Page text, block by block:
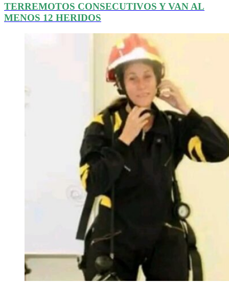
TERREMOTOS CONSECUTIVOS Y VAN AL
MENOS 12 HERIDOS